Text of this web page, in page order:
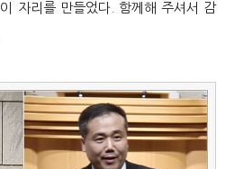
자리를 만들었다. 함께해 주셔서 감